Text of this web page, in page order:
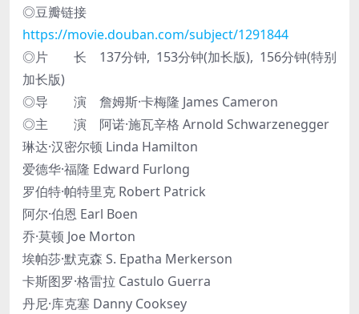
◎豆瓣链接
https://movie.douban.com/subject/1291844
◎片 长 137分钟, 153分钟(加长版), 156分钟(特别
加长版)
◎导 演 詹姆斯·卡梅隆 James Cameron
◎主 演 阿诺·施瓦辛格 Arnold Schwarzenegger
琳达·汉密尔顿 Linda Hamilton
爱德华·福隆 Edward Furlong
罗伯特·帕特里克 Robert Patrick
阿尔·伯恩 Earl Boen
乔·莫顿 Joe Morton
埃帕莎·默克森 S. Epatha Merkerson
卡斯图罗·格雷拉 Castulo Guerra
丹尼·库克塞 Danny Cooksey